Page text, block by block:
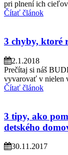
pri plnení ich
Čítať článok
3 chyby, ktoré
2.1.2018
Prečítaj si náš
vyvarovať v nielen
Čítať článok
3 tipy, ako
detského
30.11.2017